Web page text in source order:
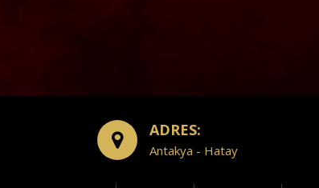
ADRES:
Antakya - Hatay